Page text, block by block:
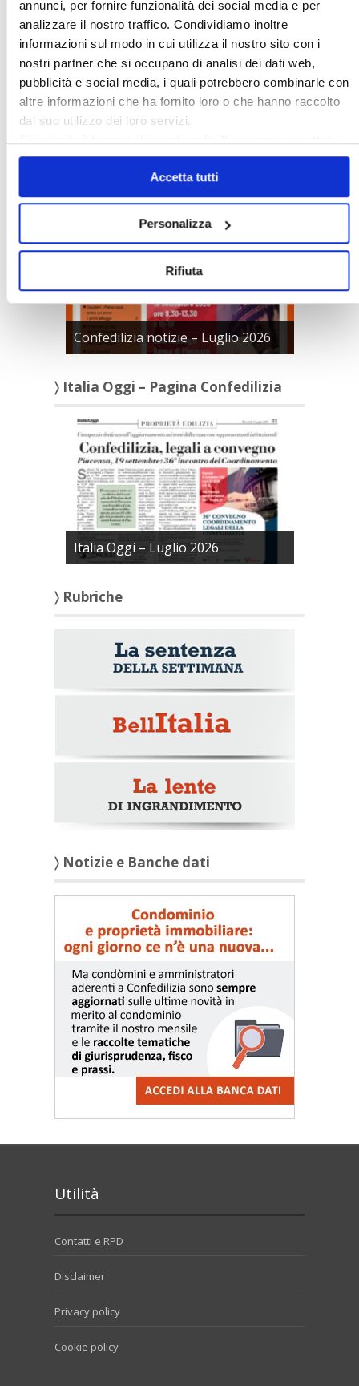
annunci, per fornire funzionalità dei social media e per
analizzare il nostro traffico. Condividiamo inoltre
informazioni sul modo in cui utilizza il nostro sito con i
nostri partner che si occupano di analisi dei dati web,
pubblicità e social media, i quali potrebbero combinarle con
altre informazioni che ha fornito loro o che hanno raccolto
dal suo utilizzo dei loro servizi.
solo i cookie necessari.
Accetta tutti
Personalizza
Rifiuta
APPROFONDIMENTI
Rassegna Stampa Confedilizia
NEWSLETTER Confedilizia
〉 Confedilizia notizie
Confedilizia notizie – Luglio 2026
〉 Italia Oggi – Pagina Confedilizia
Italia Oggi – Luglio 2026
〉 Rubriche
〉 Notizie e Banche dati
Utilità
Contatti e RPD
Disclaimer
Privacy policy
Cookie policy